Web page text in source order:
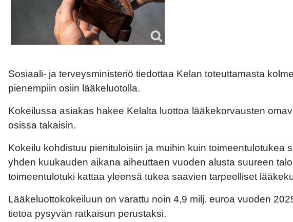
Sosiaali- ja terveysministeriö tiedottaa Kelan toteuttamasta
pienempiin osiin lääkeluotolla.
Kokeilussa asiakas hakee Kelalta luottoa lääkekorvausten
osissa takaisin.
Kokeilu kohdistuu pienituloisiin ja muihin kuin
yhden kuukauden aikana aiheuttaen vuoden alusta suureen
toimeentulotuki kattaa yleensä tukea saavien tarpeelliset
Lääkeluottokokeiluun on varattu noin 4,9 milj. euroa vuoden
tietoa pysyvän ratkaisun perustaksi.